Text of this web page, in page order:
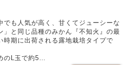
でも人気が高く、甘くてジューシーな
」と同じ品種のみかん『不知火』の最
時期に出荷される露地栽培タイプで
のL玉で約5…